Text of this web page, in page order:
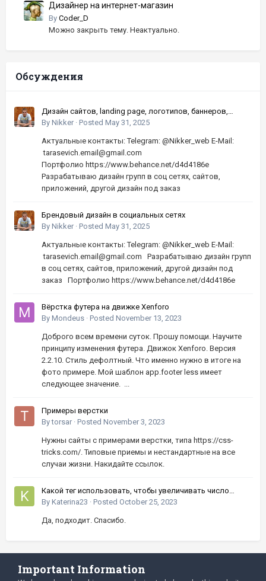
Дизайнер на интернет-магазин
By Coder_D
Можно закрыть тему. Неактуально.
Обсуждения
Дизайн сайтов, landing page, логотипов, баннеров,
шапок | Высокое качество, по хорошей цене
By Nikker · Posted May 31, 2025
Актуальные контакты: Telegram: @Nikker_web E-Mail:
tarasevich.email@gmail.com
Портфолио https://www.behance.net/d4d4186e
Разрабатываю дизайн групп в соц сетях, сайтов,
приложений, другой дизайн под заказ
Брендовый дизайн в социальных сетях
By Nikker · Posted May 31, 2025
Актуальные контакты: Telegram: @Nikker_web E-Mail:
tarasevich.email@gmail.com Разрабатываю дизайн групп
в соц сетях, сайтов, приложений, другой дизайн под
заказ Портфолио https://www.behance.net/d4d4186e
Вёрстка футера на движке Xenforo
By Mondeus · Posted November 13, 2023
Доброго всем времени суток. Прошу помощи. Научите
принципу изменения футера. Движок Xenforo. Версия
2.2.10. Стиль дефолтный. Что именно нужно в итоге на
фото примере. Мой шаблон app.footer less имеет
следующее значение. ...
Примеры верстки
Bytorsar · Posted November 3, 2023
Нужны сайты с примерами верстки, типа https://css-
tricks.com/. Типовые приемы и нестандартные на все
случаи жизни. Накидайте ссылок.
Какой тег использовать, чтобы увеличивать число
кнопками вверх-вниз?
By Katerina23 · Posted October 25, 2023
Да, подходит. Спасибо.
Important Information